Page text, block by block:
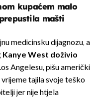
kupaćem malo
mašti
medicinsku dijagnozu, a
Kanye West doživio
Angelesu, pišu američki
vrijeme tajila svoje teško
jer nije htjela